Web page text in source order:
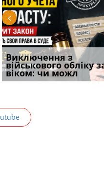
на яких не
пер
за іншою
нов
Виключення з
військового обліку
віком: чи можл
Восьмий ААС
підтвердив, що
може скас